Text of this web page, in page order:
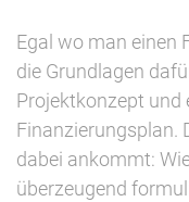
Egal wo man einen
die Grundlagen
Projektkonzept und
Finanzierungsplan.
dabei ankommt:
überzeugend